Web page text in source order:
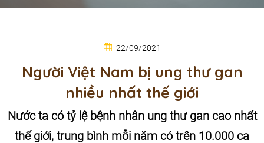
22/09/2021
Người Việt Nam bị ung thư gan
nhiều nhất thế giới
Nước ta có tỷ lệ bệnh nhân ung thư gan cao nhất
thế giới, trung bình mỗi năm có trên 10.000 ca